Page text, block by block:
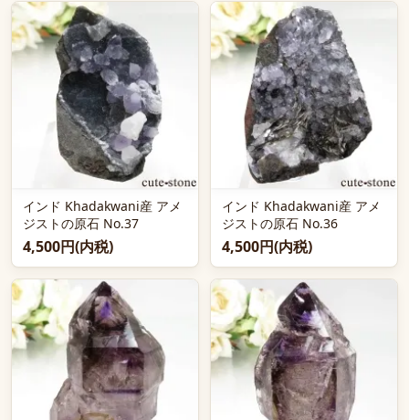
インド Khadakwani産 アメ
ジストの原石 No.37
4,500円(内税)
インド Khadakwani産 アメ
ジストの原石 No.36
4,500円(内税)